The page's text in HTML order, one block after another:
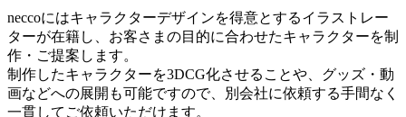
neccoにはキャラクターデザインを得意とするイラストレー
ターが在籍し、お客さまの目的に合わせたキャラクターを制
作・ご提案します。
制作したキャラクターを3DCG化させることや、グッズ・動
画などへの展開も可能ですので、別会社に依頼する手間なく
一貫してご依頼いただけます。